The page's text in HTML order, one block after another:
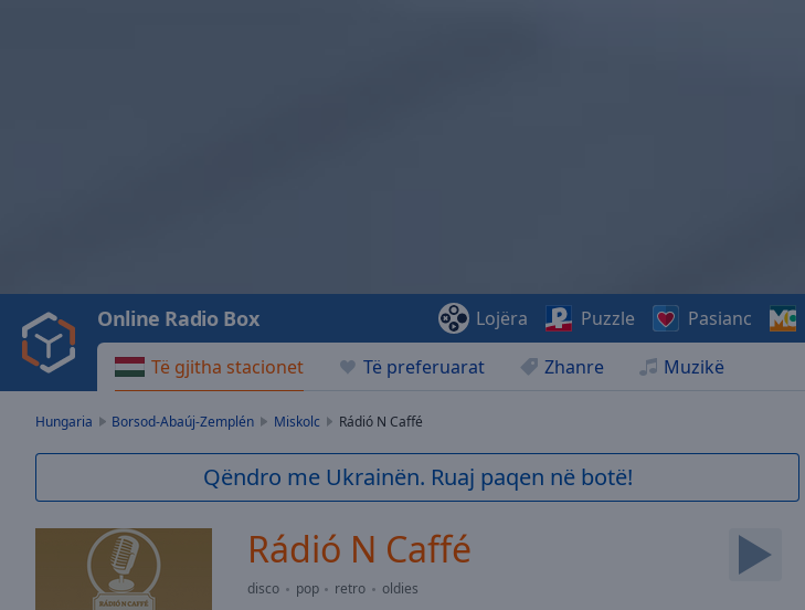
Video
Play
Backward
Skip
Current
Duration-:-
Të gjitha stacionet Të preferuarat Zhanre Muzikë
Online Radio Box Lojëra Puzzle Pasianc
Hungaria Borsod-Abaúj-Zemplén Miskolc Rádió N Caffé
Qëndro me Ukrainën. Ruaj paqen në botë!
Rádió N Caffé
disco pop retro
oldies